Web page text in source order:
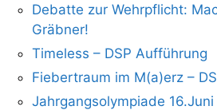
Debatte zur Wehrpflicht:
Gräbner!
Timeless – DSP Aufführung
Fiebertraum im M(a)erz –
Jahrgangsolympiade